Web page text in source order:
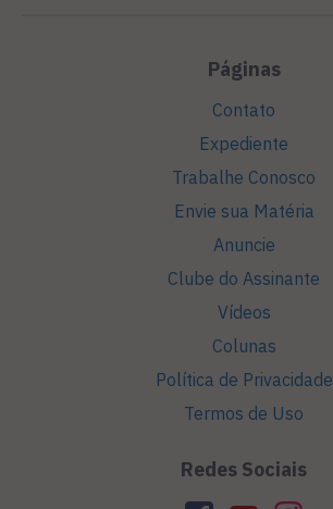
Páginas
Contato
Expediente
Trabalhe Conosco
Envie sua Matéria
Anuncie
Clube do Assinante
Vídeos
Colunas
Política de Privacidade
Termos de Uso
Redes Sociais